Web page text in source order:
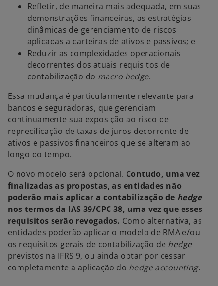
Refletir, de maneira mais adequada, em suas
demonstrações financeiras, as estratégias
dinâmicas de gerenciamento de riscos
aplicadas a carteiras de ativos e passivos; e
Reduzir as complexidades operacionais
decorrentes dos atuais requisitos de
contabilização do macro hedge.
Essa mudança é particularmente relevante para
bancos e seguradoras, que gerenciam
continuamente sua exposição ao risco de
reprecificação de taxas de juros decorrente de
ativos e passivos financeiros que se alteram ao
longo do tempo.
O novo modelo será opcional. Contudo, uma vez
finalizadas as propostas, as entidades não
poderão mais aplicar a contabilização de hedge
nos termos da IAS 39/CPC 38, uma vez que esses
requisitos serão revogados. Como alternativa, as
entidades poderão aplicar o modelo de RMA e/ou
os requisitos gerais de contabilização de hedge
previstos na IFRS 9, ou ainda optar por cessar
completamente a aplicação do hedge accounting.